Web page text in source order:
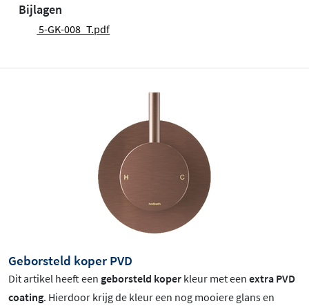
Bijlagen
5-GK-008_T.pdf
Geborsteld koper PVD
Dit artikel heeft een geborsteld koper kleur met een extra PVD
coating. Hierdoor krijg de kleur een nog mooiere glans en